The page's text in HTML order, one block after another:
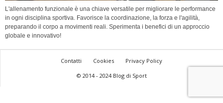
L'allenamento funzionale è una chiave versatile per migliorare le performance
in ogni disciplina sportiva. Favorisce la coordinazione, la forza e l'agilità,
preparando il corpo a movimenti reali. Sperimenta i benefici di un approccio
globale e innovativo!
Contatti Cookies
Privacy Policy
© 2014 - 2024 Blog di Sport